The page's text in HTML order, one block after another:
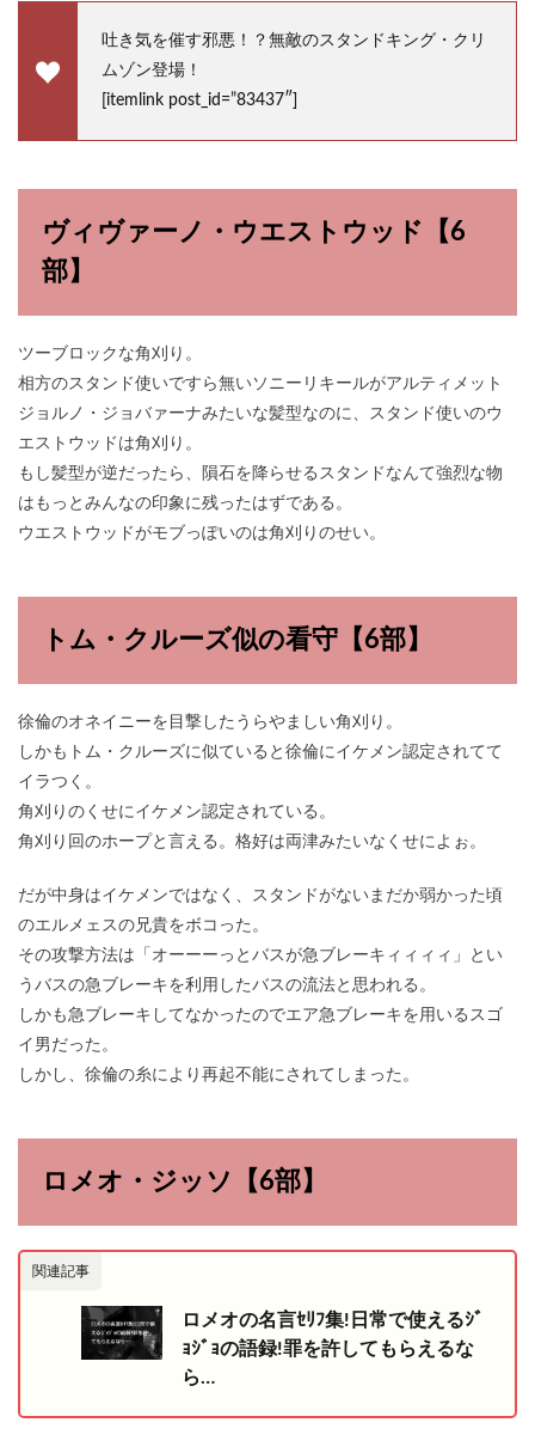
吐き気を催す邪悪！？無敵のスタンドキング・クリ
ムゾン登場！
[itemlink post_id=”83437″]
ヴィヴァーノ・ウエストウッド【6
部】
ツーブロックな角刈り。
相方のスタンド使いですら無いソニーリキールがアルティメット
ジョルノ・ジョバァーナみたいな髪型なのに、スタンド使いのウ
エストウッドは角刈り。
もし髪型が逆だったら、隕石を降らせるスタンドなんて強烈な物
はもっとみんなの印象に残ったはずである。
ウエストウッドがモブっぽいのは角刈りのせい。
トム・クルーズ似の看守【6部】
徐倫のオネイニーを目撃したうらやましい角刈り。
しかもトム・クルーズに似ていると徐倫にイケメン認定されてて
イラつく。
角刈りのくせにイケメン認定されている。
角刈り回のホープと言える。格好は両津みたいなくせによぉ。
だが中身はイケメンではなく、スタンドがないまだか弱かった頃
のエルメェスの兄貴をボコった。
その攻撃方法は「オーーーっとバスが急ブレーキィィィィ」とい
うバスの急ブレーキを利用したバスの流法と思われる。
しかも急ブレーキしてなかったのでエア急ブレーキを用いるスゴ
イ男だった。
しかし、徐倫の糸により再起不能にされてしまった。
ロメオ・ジッソ【6部】
関連記事
ロメオの名言ｾﾘﾌ集!日常で使えるｼﾞ
ｮｼﾞｮの語録!罪を許してもらえるな
ら…